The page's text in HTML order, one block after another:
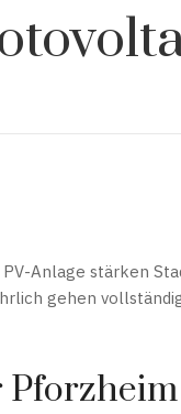
Anlage stärken
gehen